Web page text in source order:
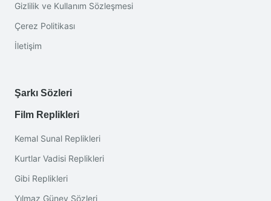
Gizlilik ve Kullanım Sözleşmesi
Çerez Politikası
İletişim
Şarkı Sözleri
Film Replikleri
Kemal Sunal Replikleri
Kurtlar Vadisi Replikleri
Gibi Replikleri
Yılmaz Güney Sözleri